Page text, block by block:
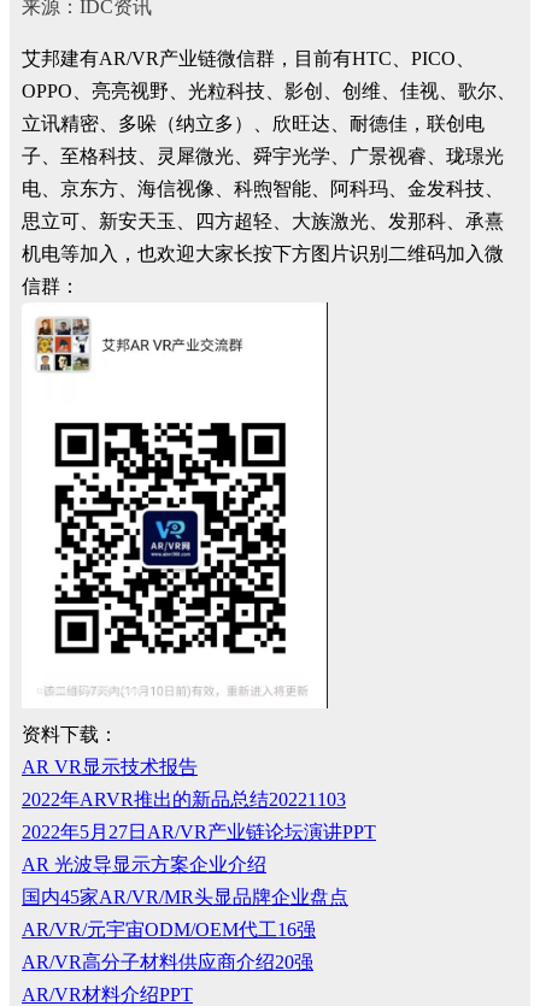
来源：IDC资讯
艾邦建有AR/VR产业链微信群，目前有HTC、PICO、
OPPO、亮亮视野、光粒科技、影创、创维、佳视、歌尔、
立讯精密、多哚（纳立多）、欣旺达、耐德佳，联创电
子、至格科技、灵犀微光、舜宇光学、广景视睿、珑璟光
电、京东方、海信视像、科煦智能、阿科玛、金发科技、
思立可、新安天玉、四方超轻、大族激光、发那科、承熹
机电等加入，也欢迎大家长按下方图片识别二维码加入微
信群：
资料下载：
AR VR显示技术报告
2022年ARVR推出的新品总结20221103
2022年5月27日AR/VR产业链论坛演讲PPT
AR 光波导显示方案企业介绍
国内45家AR/VR/MR头显品牌企业盘点
AR/VR/元宇宙ODM/OEM代工16强
AR/VR高分子材料供应商介绍20强
AR/VR材料介绍PPT